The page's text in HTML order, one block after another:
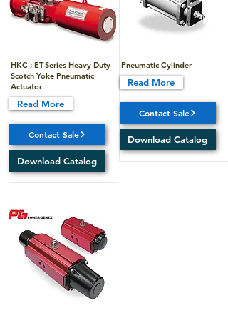
HKC : ET-Series Heavy Duty
Scotch Yoke Pneumatic
Actuator
Read More
Contact Sale
Download Catalog
Pneumatic Cylinder
Read More
Contact Sale
Download Catalog